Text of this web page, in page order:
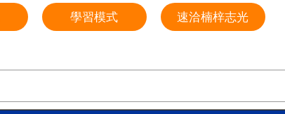
學習模式 速洽楠梓志光